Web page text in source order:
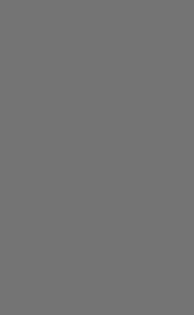
|
Manager - Defense
-